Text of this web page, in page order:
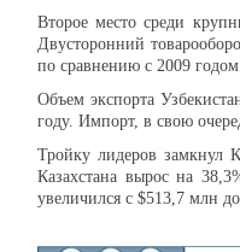
Второе место среди
Двусторонний
по сравнению с 2009
Объем экспорта
году. Импорт, в свою
Тройку лидеров замкнул
Казахстана вырос на
увеличился с $513,7 млн